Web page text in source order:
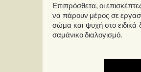
Επιπρόσθετα, οι
να πάρουν μέρος σε
σώμα και ψυχή στο ειδικά
σαμάνικο διαλογισμό.